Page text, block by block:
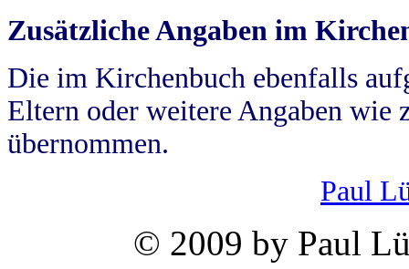
Zusätzliche Angaben im
Die im Kirchenbuch ebenfalls
Eltern oder weitere Angaben wie
übernommen.
Paul
© 2009 by Paul